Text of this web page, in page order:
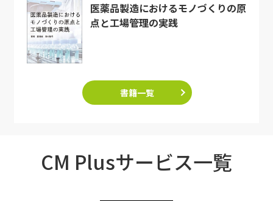
医薬品製造におけるモノづくりの原
点と工場管理の実践
書籍一覧
CM Plusサービス一覧